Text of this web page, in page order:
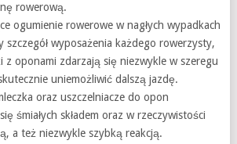
rowerową.
ogumienie rowerowe w nagłych wypadkach
wyposażenia każdego rowerzysty,
z oponami zdarzają się niezwykle w szeregu
uniemożliwić dalszą jazdę.
oraz uszczelniacze do opon
śmiałych składem oraz w rzeczywistości
a też niezwykle szybką reakcją.